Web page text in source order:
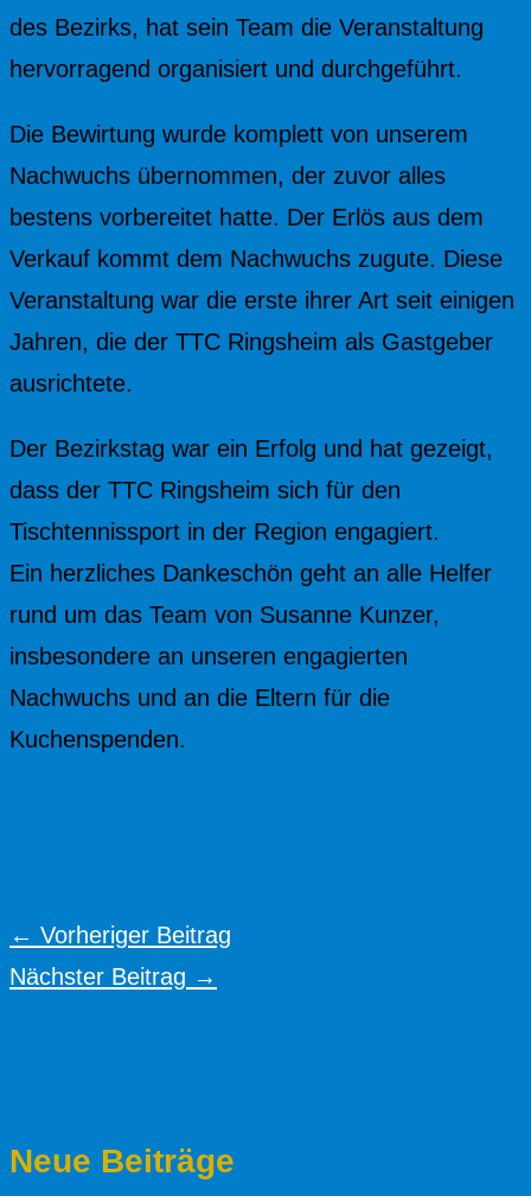
Neue Beiträge
des Bezirks, hat sein Team die Veranstaltung
hervorragend organisiert und durchgeführt.
Die Bewirtung wurde komplett von unserem
Nachwuchs übernommen, der zuvor alles
bestens vorbereitet hatte. Der Erlös aus dem
Verkauf kommt dem Nachwuchs zugute. Diese
Veranstaltung war die erste ihrer Art seit einigen
Jahren, die der TTC Ringsheim als Gastgeber
ausrichtete.
Der Bezirkstag war ein Erfolg und hat gezeigt,
dass der TTC Ringsheim sich für den
Tischtennissport in der Region engagiert.
Ein herzliches Dankeschön geht an alle Helfer
rund um das Team von Susanne Kunzer,
insbesondere an unseren engagierten
Nachwuchs und an die Eltern für die
Kuchenspenden.
← Vorheriger Beitrag
Nächster Beitrag →